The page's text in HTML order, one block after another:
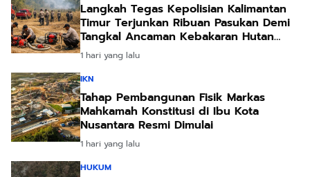
Langkah Tegas Kepolisian Kalimantan
Timur Terjunkan Ribuan Pasukan Demi
Tangkal Ancaman Kebakaran Hutan
Akibat Kemarau Ekstrem
1 hari yang lalu
IKN
Tahap Pembangunan Fisik Markas
Mahkamah Konstitusi di Ibu Kota
Nusantara Resmi Dimulai
1 hari yang lalu
HUKUM